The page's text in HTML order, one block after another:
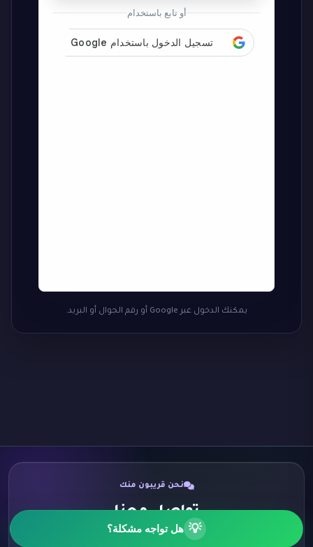
أو تابع باستخدام
يمكنك الدخول عبر Google أو رقم الجوال أو البريد.
نحن قريبون منك
تواصل معنا
اختر الطريقة الأنسب لك وسنكون سعداء برسالتك.
💡 هل تواجه مشكلة؟